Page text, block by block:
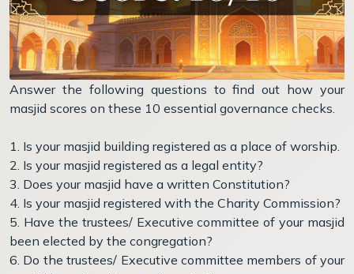
Answer the following questions to find out how your
masjid scores on these 10 essential governance checks.
1. Is your masjid building registered as a place of worship.
2. Is your masjid registered as a legal entity?
3. Does your masjid have a written Constitution?
4. Is your masjid registered with the Charity Commission?
5. Have the trustees/ Executive committee of your masjid
been elected by the congregation?
6. Do the trustees/ Executive committee members of your